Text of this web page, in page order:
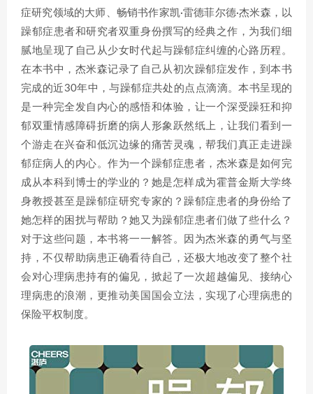
症研究领域的大师、畅销书作家凯·雷德菲尔德·杰米森，以
躁郁症患者和研究者双重身份撰写的经典之作，为我们细
腻地呈现了自己从少女时代起与躁郁症纠缠的心路历程。
在本书中，杰米森记录了自己从初次躁郁症发作，到本书
完成的近30年中，与躁郁症共处的点点滴滴。本书呈现的
是一种完全发自内心的感悟和体验，让一个深受躁狂和抑
郁双重情感障碍折磨的病人形象跃然纸上，让我们看到一
个游走在兴奋和低沉边缘的痛苦灵魂，帮我们真正走进躁
郁症病人的内心。作为一个躁郁症患者，杰米森是如何完
成从本科到博士的学业的？她是怎样成为霍普金斯大学终
身教授甚至是躁郁症研究专家的？躁郁症患者的身份给了
她怎样的困扰与帮助？她又为躁郁症患者们做了些什么？
对于这些问题，本书将一一解答。因为杰米森的勇气与坚
持，不仅帮助病患正确看待自己，还极大地改变了整个社
会对心理病患持有的偏见，掀起了一次超越偏见、接纳心
理病患的浪潮，更推动美国国会立法，实现了心理病患的
保险平权制度。